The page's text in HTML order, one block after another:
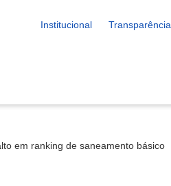
Institucional Transparência
em ranking de saneamento básico